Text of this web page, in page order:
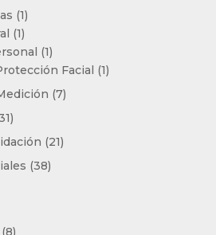
11
producto
11
producto
11
producto
Facial 11
77
31
productos
2121
3838
productos
88